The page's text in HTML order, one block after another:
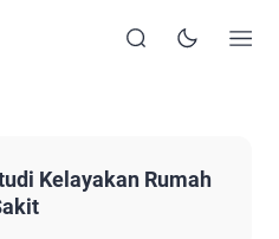
Kelayakan Rumah